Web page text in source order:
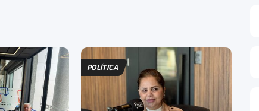
POLÍTICA